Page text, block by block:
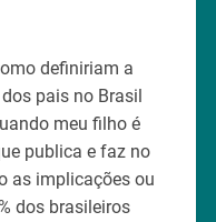
definiriam a
pais no Brasil
meu filho é
publica e faz no
as implicações ou
dos brasileiros